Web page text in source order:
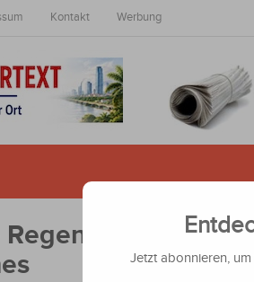
Kontakt Werbung
Regenfälle
Jetzt abonnieren,